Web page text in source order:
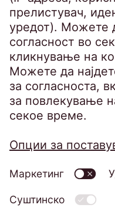
Политика за
Барање за
субјектот
Политика за
Изјава за